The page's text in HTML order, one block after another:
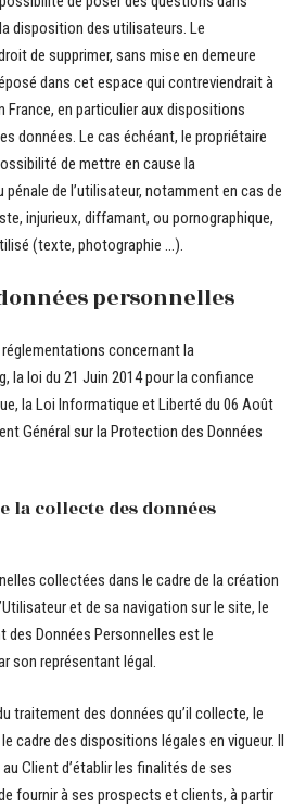
disposition des utilisateurs. Le
de supprimer, sans mise en demeure
dans cet espace qui contreviendrait à
France, en particulier aux dispositions
données. Le cas échéant, le propriétaire
de mettre en cause la
de l’utilisateur, notamment en cas de
injurieux, diffamant, ou pornographique,
(texte, photographie …).
personnelles
concernant la
la loi du 21 Juin 2014 pour la confiance
la Loi Informatique et Liberté du 06 Août
Général sur la Protection des Données
la collecte des données
collectées dans le cadre de la création
et de sa navigation sur le site, le
des Données Personnelles est le
son représentant légal.
traitement des données qu’il collecte, le
cadre des dispositions légales en vigueur. Il
Client d’établir les finalités de ses
fournir à ses prospects et clients, à partir